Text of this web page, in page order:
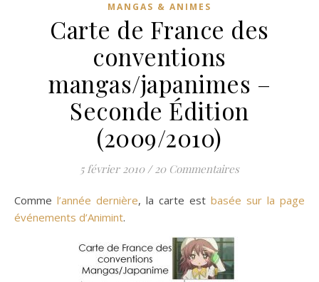
MANGAS & ANIMES
Carte de France des
conventions
mangas/japanimes –
Seconde Édition
(2009/2010)
5 février 2010 / 20 Commentaires
Comme l’année dernière, la carte est basée sur la page
événements d’Animint.